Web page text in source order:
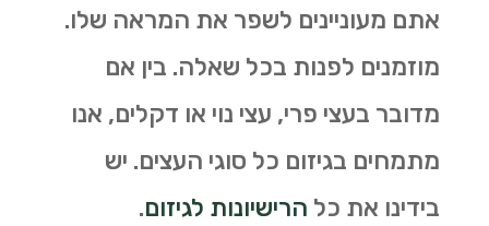
אתם מעוניינים לשפר את המראה שלו.
מוזמנים לפנות בכל שאלה. בין אם
מדובר בעצי פרי, עצי נוי או דקלים, אנו
מתמחים בגיזום כל סוגי העצים. יש
בידינו את כל הרישיונות לגיזום.